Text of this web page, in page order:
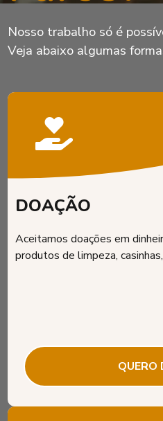
Nosso trabalho só é
Veja abaixo algumas
DOAÇÃO
Aceitamos doações em
produtos de limpeza,
QUERO